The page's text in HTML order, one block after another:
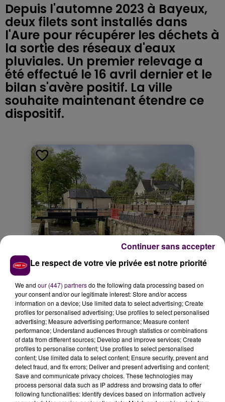
Depuis l'automne 2023 à Bayeux,
deux filets sont installés dans
l'Aure pour récupérer les déchets à
la sortie des réseaux d'eaux
pluviales. Un premier relevage a
été effectué le 16 avril dernier et le
bilan s'avère positif. La ville
souhaite maintenant étendre ce
dispositif.
Le respect de votre vie privée est notre priorité
We and our (447) partnersdo the following data processing based on
your consent and/or our legitimate interest: Store and/or access
information on a device; Use limited data to select advertising; Create
profiles for personalised advertising; Use profiles to select personalised
advertising; Measure advertising performance; Measure content
performance; Understand audiences through statistics or combinations
of data from different sources; Develop and improve services; Create
profiles to personalise content; Use profiles to select personalised
content; Use limited data to select content; Ensure security, prevent and
detect fraud, and fix errors; Deliver and present advertising and content;
Save and communicate privacy choices. These technologies may
process personal data such as IP address and browsing data to offer
following functionalities: Identify devices based on information actively
Continuer sans accepter